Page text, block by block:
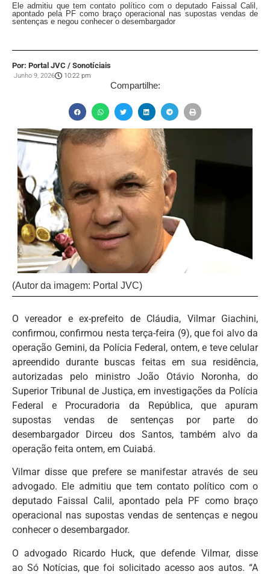
Ele admitiu que tem contato político com o deputado Faissal Calil,
apontado pela PF como braço operacional nas supostas vendas de
sentenças e negou conhecer o desembargador
Por: Portal JVC / Sonotíciais
Junho 9, 2026 10:22 pm
Compartilhe:
(Autor da imagem: Portal JVC)
O vereador e ex-prefeito de Cláudia, Vilmar Giachini,
confirmou, confirmou nesta terça-feira (9), que foi alvo da
operação Gemini, da Polícia Federal, ontem, e teve celular
apreendido durante buscas feitas em sua residência,
autorizadas pelo ministro João Otávio Noronha, do
Superior Tribunal de Justiça, em investigações da Polícia
Federal e Procuradoria da República, que apuram
supostas vendas de sentenças por parte do
desembargador Dirceu dos Santos, também alvo da
operação feita ontem, em Cuiabá.
Vilmar disse que prefere se manifestar através de seu
advogado. Ele admitiu que tem contato político com o
deputado Faissal Calil, apontado pela PF como braço
operacional nas supostas vendas de sentenças e negou
conhecer o desembargador.
O advogado Ricardo Huck, que defende Vilmar, disse
ao Só Notícias, que foi solicitado acesso aos autos. “A